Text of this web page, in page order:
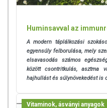
Huminsavval az
A modern táplálkozási
egyensúly felborulása, mely
elsavasodás számos
között csontritkulás, asztma
hajhullást és súlynövekedést is
Vitaminok, ásványi anyagok